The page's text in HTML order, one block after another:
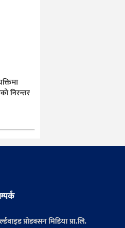
निरन्तर
प्रोडक्सन मिडिया प्रा.लि.